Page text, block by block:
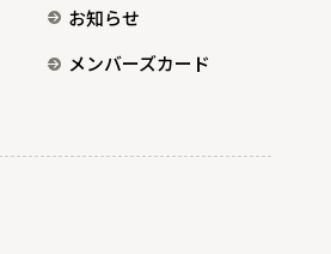
お知らせ
メンバーズカード